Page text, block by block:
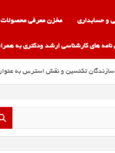
و حسابداری مخزن معرفی
نامه های کارشناسی ارشد ودکتری به
تکنسین و نقش استرس به عنوان